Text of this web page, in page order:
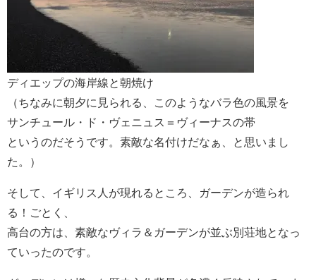
ディエップの海岸線と朝焼け
（ちなみに朝夕に見られる、このようなバラ色の風景を
サンチュール・ド・ヴェニュス＝ヴィーナスの帯
というのだそうです。素敵な名付けだなぁ、と思いまし
た。）
そして、イギリス人が現れるところ、ガーデンが造られ
る！ごとく、
高台の方は、素敵なヴィラ＆ガーデンが並ぶ別荘地となっ
ていったのです。